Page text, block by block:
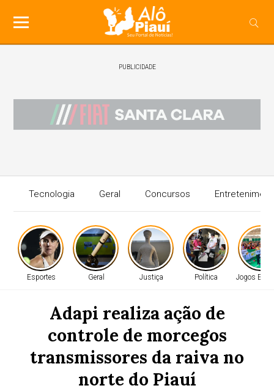
PUBLICIDADE
Tecnologia Geral Concursos
Esportes Geral Justiça Política Jogos
Adapi realiza ação de
controle de morcegos
transmissores da raiva no
norte do Piauí